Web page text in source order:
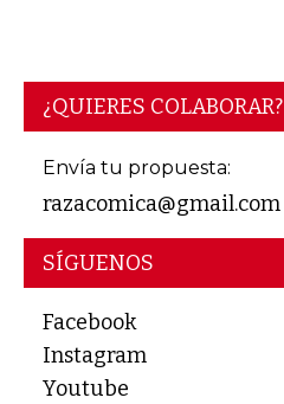
¿QUIERES COLABORAR?
Envía tu propuesta:
razacomica@gmail.com
SÍGUENOS
Facebook
Instagram
Youtube